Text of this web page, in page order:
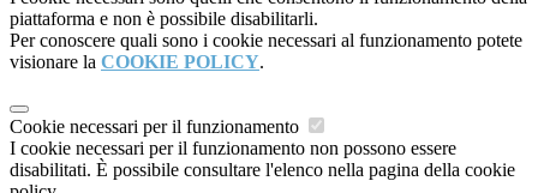
piattaforma e non è possibile disabilitarli.
Per conoscere quali sono i cookie necessari al funzionamento potete
visionare la COOKIE POLICY.
Cookie necessari per il funzionamento
I cookie necessari per il funzionamento non possono essere
disabilitati. È possibile consultare l'elenco nella pagina della cookie